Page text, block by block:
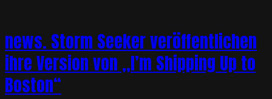
news. Storm Seeker veröffentlichen
ihre Version von „I’m Shipping Up to
Boston“